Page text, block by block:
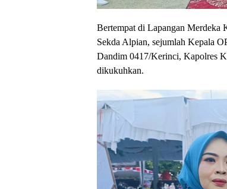
Bertempat di Lapangan Merdeka
Sekda Alpian, sejumlah Kepala
Dandim 0417/Kerinci, Kapolres
dikukuhkan.